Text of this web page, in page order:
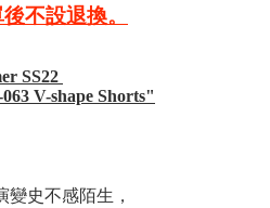
不設退換。
SS22
V-shape Shorts"
史不感陌生，